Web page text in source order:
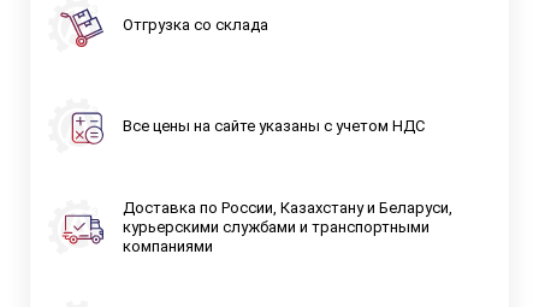
Отгрузка со склада
Все цены на сайте указаны с учетом НДС
Доставка по России, Казахстану и Беларуси,
курьерскими службами и транспортными
компаниями